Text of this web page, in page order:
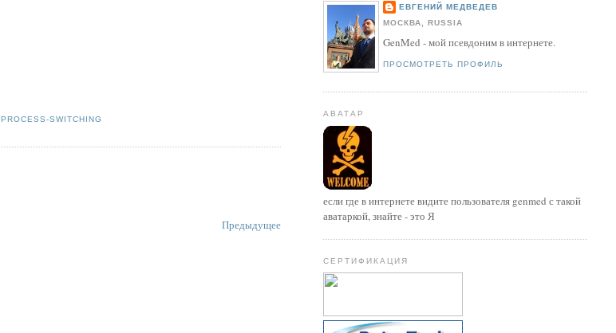
PROCESS-SWITCHING
Предыдущее
ЕВГЕНИЙ МЕДВЕДЕВ
МОСКВА, RUSSIA
GenMed - мой псевдоним в интернете.
ПРОСМОТРЕТЬ ПРОФИЛЬ
АВАТАР
если где в интернете видите пользователя genmed с такой
аватаркой, знайте - это Я
СЕРТИФИКАЦИЯ